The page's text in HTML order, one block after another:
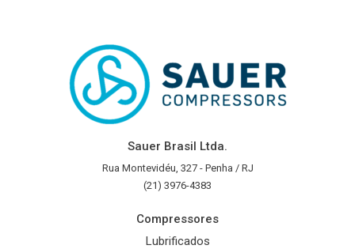
Sauer Brasil Ltda.
Rua Montevidéu, 327 - Penha / RJ
(21) 3976-4383
Compressores
Lubrificados